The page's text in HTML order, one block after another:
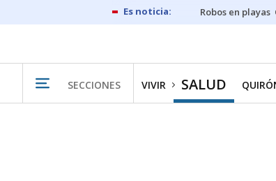
Robos en playas
SECCIONES VIVIR SALUD